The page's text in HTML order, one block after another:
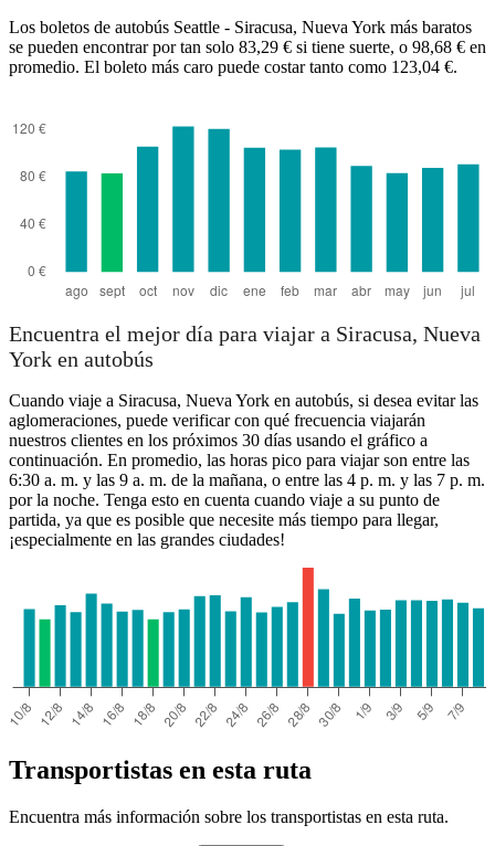
Seattle, WA
Los boletos de autobús Seattle - Siracusa, Nueva York más baratos
se pueden encontrar por tan solo 83,29 € si tiene suerte, o 98,68 € en
promedio. El boleto más caro puede costar tanto como 123,04 €.
Encuentra el mejor día para viajar a Siracusa, Nueva
York en autobús
Cuando viaje a Siracusa, Nueva York en autobús, si desea evitar las
aglomeraciones, puede verificar con qué frecuencia viajarán
nuestros clientes en los próximos 30 días usando el gráfico a
continuación. En promedio, las horas pico para viajar son entre las
6:30 a. m. y las 9 a. m. de la mañana, o entre las 4 p. m. y las 7 p. m.
por la noche. Tenga esto en cuenta cuando viaje a su punto de
partida, ya que es posible que necesite más tiempo para llegar,
¡especialmente en las grandes ciudades!
Transportistas en esta ruta
Encuentra más información sobre los transportistas en esta ruta.